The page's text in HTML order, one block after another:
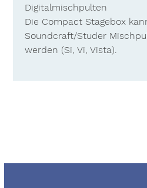
Digitalmischpulten
Die Compact Stagebox
Soundcraft/Studer
werden (Si, Vi, Vista).